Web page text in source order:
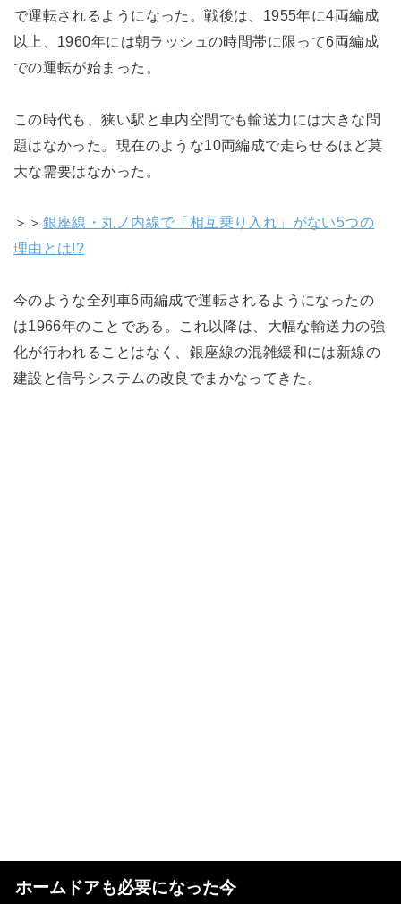
で運転されるようになった。戦後は、1955年に4両編成
以上、1960年には朝ラッシュの時間帯に限って6両編成
での運転が始まった。
この時代も、狭い駅と車内空間でも輸送力には大きな問
題はなかった。現在のような10両編成で走らせるほど莫
大な需要はなかった。
＞＞ 銀座線・丸ノ内線で「相互乗り入れ」がない5つの
理由とは!?
今のような全列車6両編成で運転されるようになったの
は1966年のことである。これ以降は、大幅な輸送力の強
化が行われることはなく、銀座線の混雑緩和には新線の
建設と信号システムの改良でまかなってきた。
ホームドアも必要になった今